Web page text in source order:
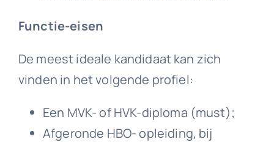
Functie-eisen
De meest ideale kandidaat kan zich
vinden in het volgende profiel:
Een MVK- of HVK-diploma (must);
Afgeronde HBO- opleiding, bij